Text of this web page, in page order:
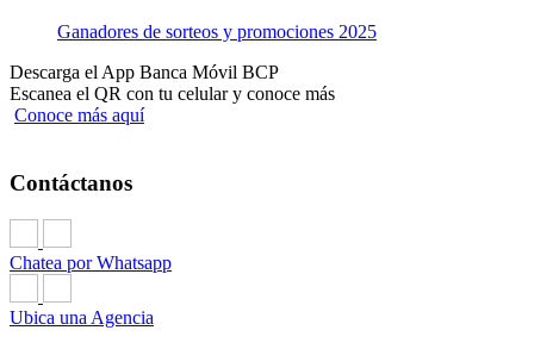
Ganadores de sorteos y promociones 2025
Descarga el App Banca Móvil BCP
Escanea el QR con tu celular y conoce más
Conoce más aquí
Contáctanos
Chatea por Whatsapp
Ubica una Agencia